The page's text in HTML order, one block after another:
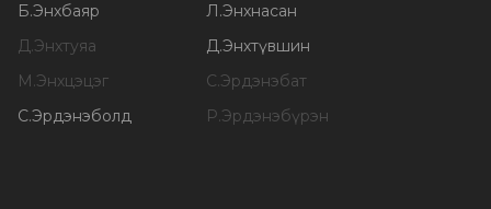
Б.Энхбаяр Л.Энхнасан
Д.Энхтуяа Д.Энхтүвшин
М.Энхцэцэг С.Эрдэнэбат
С.Эрдэнэболд Р.Эрдэнэбүрэн